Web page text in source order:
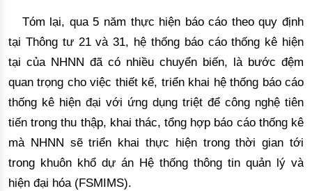
Tóm lại, qua 5 năm thực hiện báo cáo theo quy định
tại Thông tư 21 và 31, hệ thống báo cáo thống kê hiện
tại của NHNN đã có nhiều chuyển biến, là bước đệm
quan trọng cho việc thiết kế, triển khai hệ thống báo cáo
thống kê hiện đại với ứng dụng triệt để công nghệ tiên
tiến trong thu thập, khai thác, tổng hợp báo cáo thống kê
mà NHNN sẽ triển khai thực hiện trong thời gian tới
trong khuôn khổ dự án Hệ thống thông tin quản lý và
hiện đại hóa (FSMIMS).